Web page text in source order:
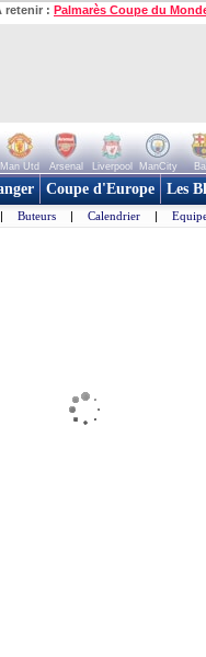
retenir : Palmarès Coupe du
Man Utd Arsenal Liverpool ManCity
Coupe d'Europe Les
| Buteurs | Calendrier |